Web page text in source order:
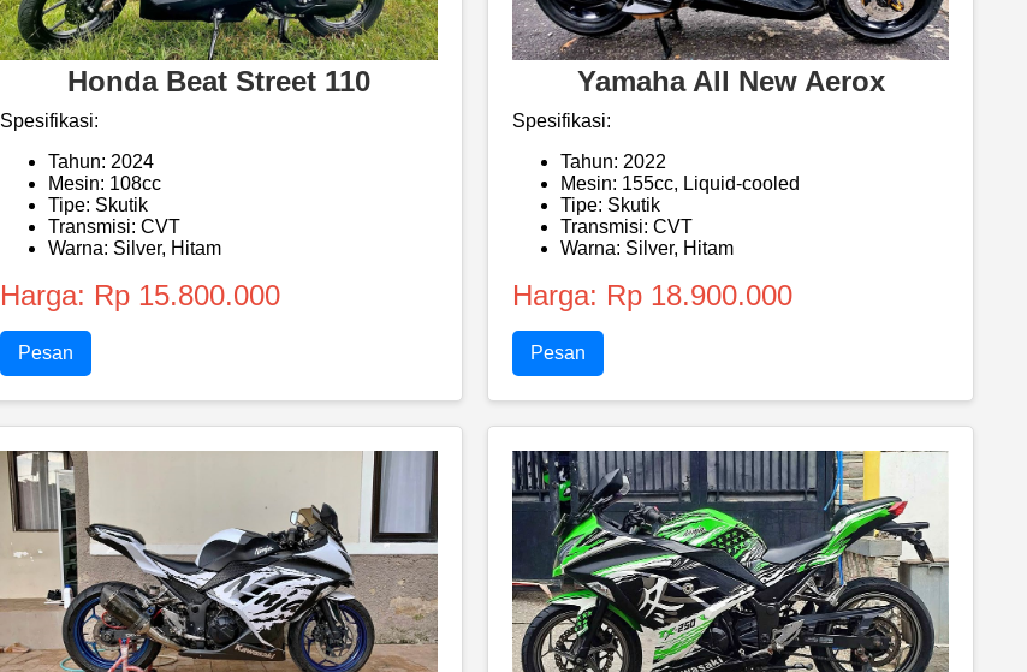
Honda Beat Street 110
Spesifikasi:
Tahun: 2024
Mesin: 108cc
Tipe: Skutik
Transmisi: CVT
Warna: Silver, Hitam
Harga: Rp 15.800.000
Pesan
Yamaha All New Aerox
Spesifikasi:
Tahun: 2022
Mesin: 155cc, Liquid-cooled
Tipe: Skutik
Transmisi: CVT
Warna: Silver, Hitam
Harga: Rp 18.900.000
Pesan